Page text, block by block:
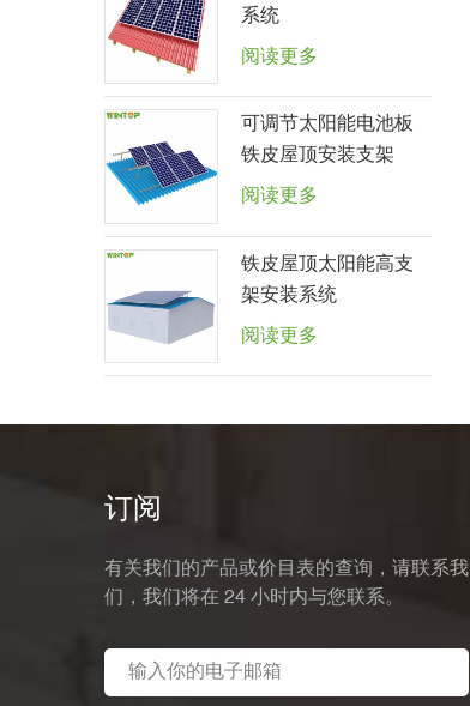
系统
阅读更多
可调节太阳能电池板
铁皮屋顶安装支架
阅读更多
铁皮屋顶太阳能高支
架安装系统
阅读更多
订阅
有关我们的产品或价目表的查询，请联系我
们，我们将在 24 小时内与您联系。